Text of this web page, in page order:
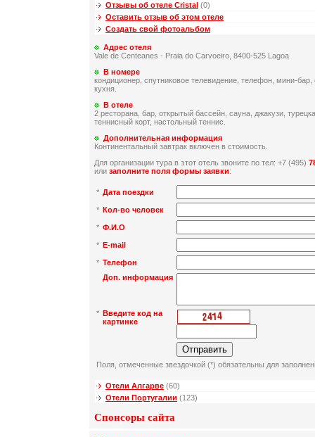
Отзывы об отеле Cristal (0)
Оставить отзыв об этом отеле
Создать свой фотоальбом
Адрес отеля
Vale de Centeanes - Praia do Carvoeiro, 8400-525 Lagoa
В номере
кондиционер, спутниковое телевидение, телефон, мини-
кухня.
В отеле
2 ресторана, бар, открытый бассейн, сауна, джакузи,
теннисный корт, настольный теннис.
Дополнительная информация
Континентальный завтрак включен в стоимость.
Для организации тура в этот отель звоните по тел: +7 (495)
или заполните поля формы заявки:
* Дата поездки
* Кол-во человек
* Ф.И.О
* E-mail
* Телефон
Доп. информация
* Введите код на
картинке
Поля, отмеченные звездочкой (*) обязательны для
Отели Алгарве (60)
Отели Португалии (123)
Спонсоры сайта